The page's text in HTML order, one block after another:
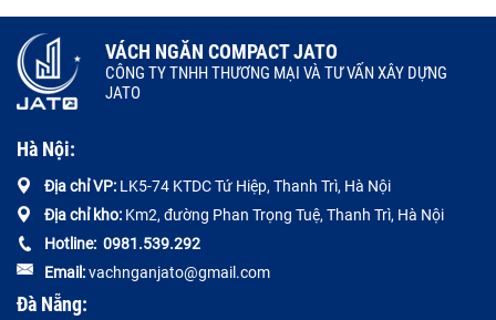
VÁCH NGĂN COMPACT JATO
CÔNG TY TNHH THƯƠNG MẠI VÀ TƯ VẤN XÂY DỰNG
JATO
Hà Nội:
Địa chỉ VP: LK5-74 KTDC Tứ Hiệp, Thanh Trì, Hà Nội
Địa chỉ kho: Km2, đường Phan Trọng Tuệ, Thanh Trì, Hà Nội
Hotline: 0981.539.292
Email:vachnganjato@gmail.com
Đà Nẵng: